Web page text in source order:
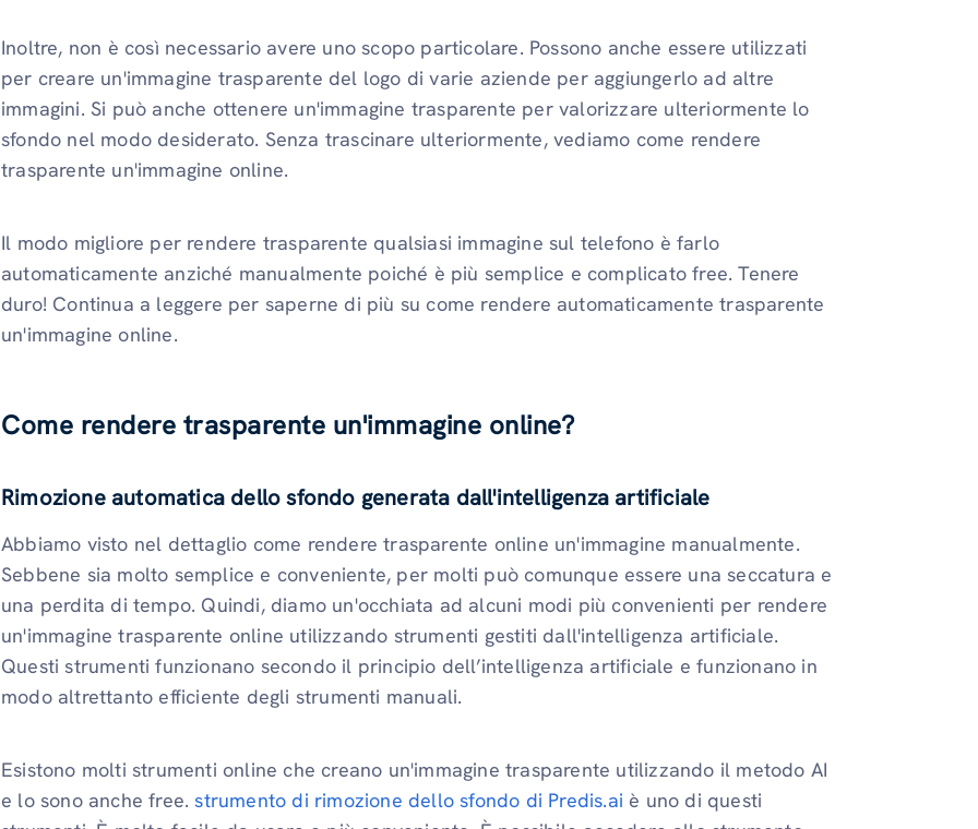
Inoltre, non è così necessario avere uno scopo particolare. Possono anche essere utilizzati
per creare un'immagine trasparente del logo di varie aziende per aggiungerlo ad altre
immagini. Si può anche ottenere un'immagine trasparente per valorizzare ulteriormente lo
sfondo nel modo desiderato. Senza trascinare ulteriormente, vediamo come rendere
trasparente un'immagine online.
Il modo migliore per rendere trasparente qualsiasi immagine sul telefono è farlo
automaticamente anziché manualmente poiché è più semplice e complicato free. Tenere
duro! Continua a leggere per saperne di più su come rendere automaticamente trasparente
un'immagine online.
Come rendere trasparente un'immagine online?
Rimozione automatica dello sfondo generata dall'intelligenza artificiale
Abbiamo visto nel dettaglio come rendere trasparente online un'immagine manualmente.
Sebbene sia molto semplice e conveniente, per molti può comunque essere una seccatura e
una perdita di tempo. Quindi, diamo un'occhiata ad alcuni modi più convenienti per rendere
un'immagine trasparente online utilizzando strumenti gestiti dall'intelligenza artificiale.
Questi strumenti funzionano secondo il principio dell’intelligenza artificiale e funzionano in
modo altrettanto efficiente degli strumenti manuali.
Esistono molti strumenti online che creano un'immagine trasparente utilizzando il metodo AI
e lo sono anche free.strumento di rimozione dello sfondo di Predis.ai è uno di questi